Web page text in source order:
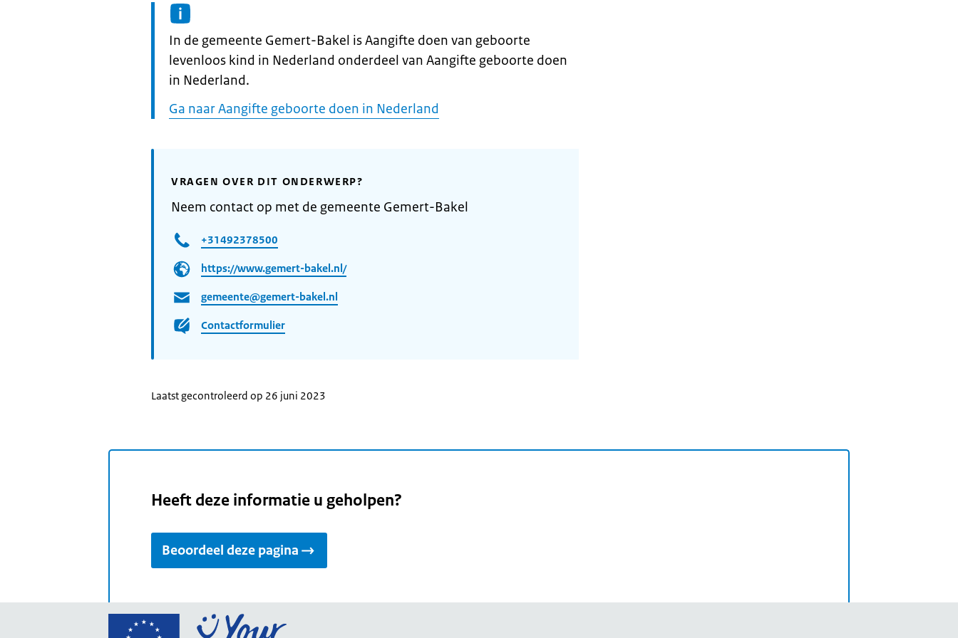
Informatie:
In de gemeente Gemert-Bakel is Aangifte doen van geboorte
levenloos kind in Nederland onderdeel van Aangifte geboorte doen
in Nederland.
Ga naar Aangifte geboorte doen in Nederland
VRAGEN OVER DIT ONDERWERP?
Neem contact op met de gemeente Gemert-Bakel
+31492378500
https://www.gemert-bakel.nl/
gemeente@gemert-bakel.nl
Contactformulier
Laatst gecontroleerd op 26 juni 2023
Heeft deze informatie u geholpen?
Beoordeel deze pagina
Ga